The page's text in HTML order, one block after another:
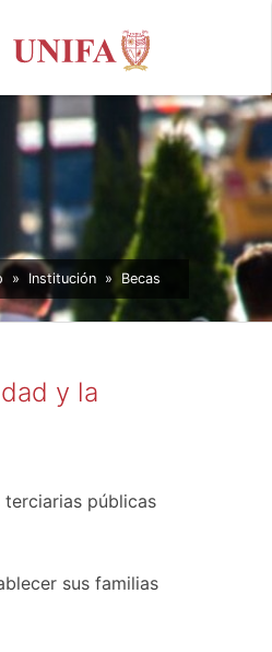
» Institución » Becas
y la
públicas
sus familias